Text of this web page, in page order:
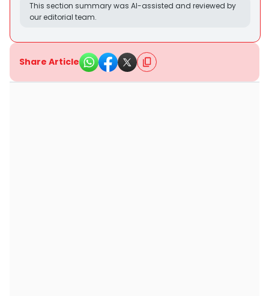
This section summary was AI-assisted and reviewed by
our editorial team.
Share Article